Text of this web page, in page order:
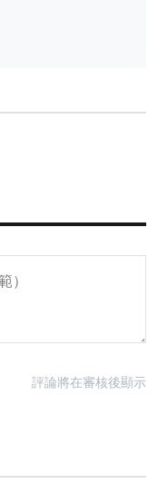
評論將在審核後顯示